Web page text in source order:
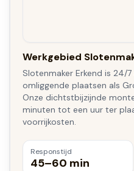
Werkgebied
Slotenmaker Erkend is 24/
omliggende plaatsen als
Onze dichtstbijzijnde
minuten tot een uur ter
voorrijkosten.
Responstijd
45–60 min